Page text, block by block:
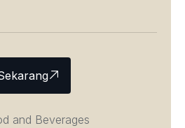
and Beverages